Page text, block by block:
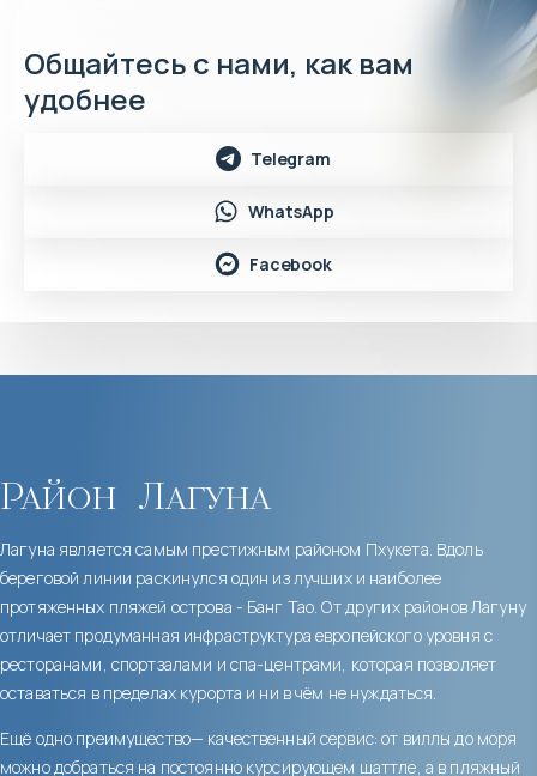
Общайтесь с нами, как вам
удобнее
Telegram
WhatsApp
Facebook
Район Лагуна
Лагуна является самым престижным районом Пхукета. Вдоль
береговой линии раскинулся один из лучших и наиболее
протяженных пляжей острова - Банг Тао. От других районов Лагуну
отличает продуманная инфраструктура европейского уровня с
ресторанами, спортзалами и спа-центрами, которая позволяет
оставаться в пределах курорта и ни в чём не нуждаться.
Ещё одно преимущество— качественный сервис: от виллы до моря
можно добраться на постоянно курсирующем шаттле, а в пляжный